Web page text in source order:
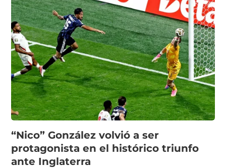
“Nico” González volvió a ser
protagonista en el histórico triunfo
ante Inglaterra